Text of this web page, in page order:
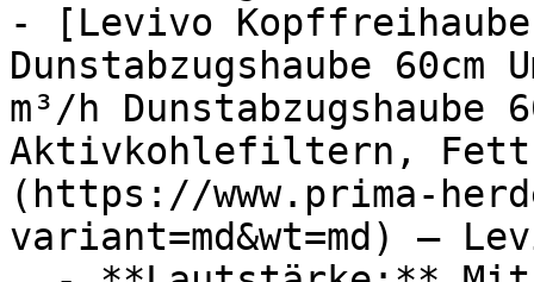
- [Levivo Kopffreihaube
Dunstabzugshaube
m³/h
Aktivkohlefiltern,
(https://www.prima-
variant=md&wt=md) —